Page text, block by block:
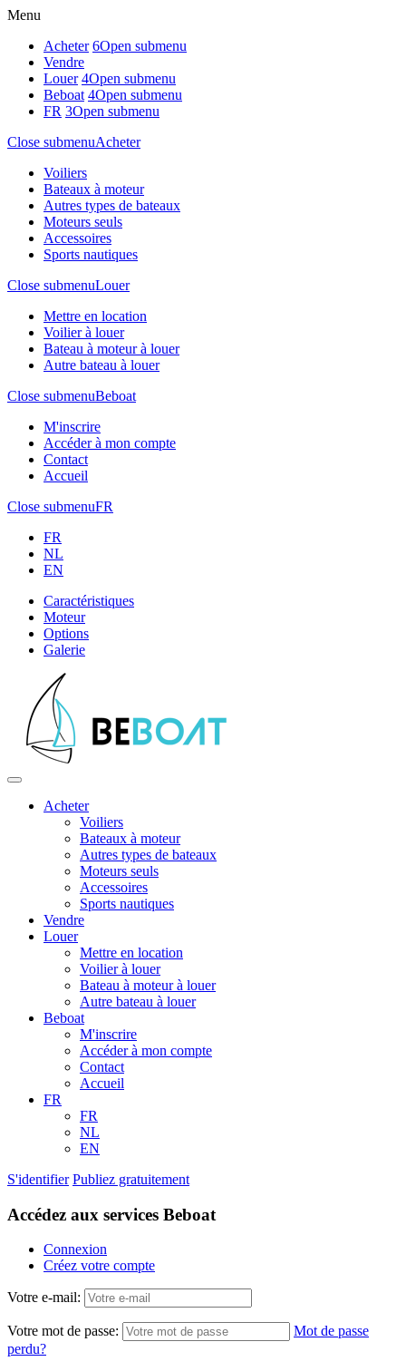
Menu
Acheter 6Open submenu
Vendre
Louer 4Open submenu
Beboat 4Open submenu
FR 3Open submenu
Close submenuAcheter
Voiliers
Bateaux à moteur
Autres types de bateaux
Moteurs seuls
Accessoires
Sports nautiques
Close submenuLouer
Mettre en location
Voilier à louer
Bateau à moteur à louer
Autre bateau à louer
Close submenuBeboat
M'inscrire
Accéder à mon compte
Contact
Accueil
Close submenuFR
FR
NL
EN
Caractéristiques
Moteur
Options
Galerie
Acheter
Voiliers
Bateaux à moteur
Autres types de bateaux
Moteurs seuls
Accessoires
Sports nautiques
Vendre
Louer
Mettre en location
Voilier à louer
Bateau à moteur à louer
Autre bateau à louer
Beboat
M'inscrire
Accéder à mon compte
Contact
Accueil
FR
FR
NL
EN
S'identifier Publiez gratuitement
Accédez aux services Beboat
Connexion
Créez votre compte
Votre e-mail:
Votre mot de passe:
Mot de passe
perdu?